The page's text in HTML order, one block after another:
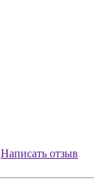
Написать отзыв